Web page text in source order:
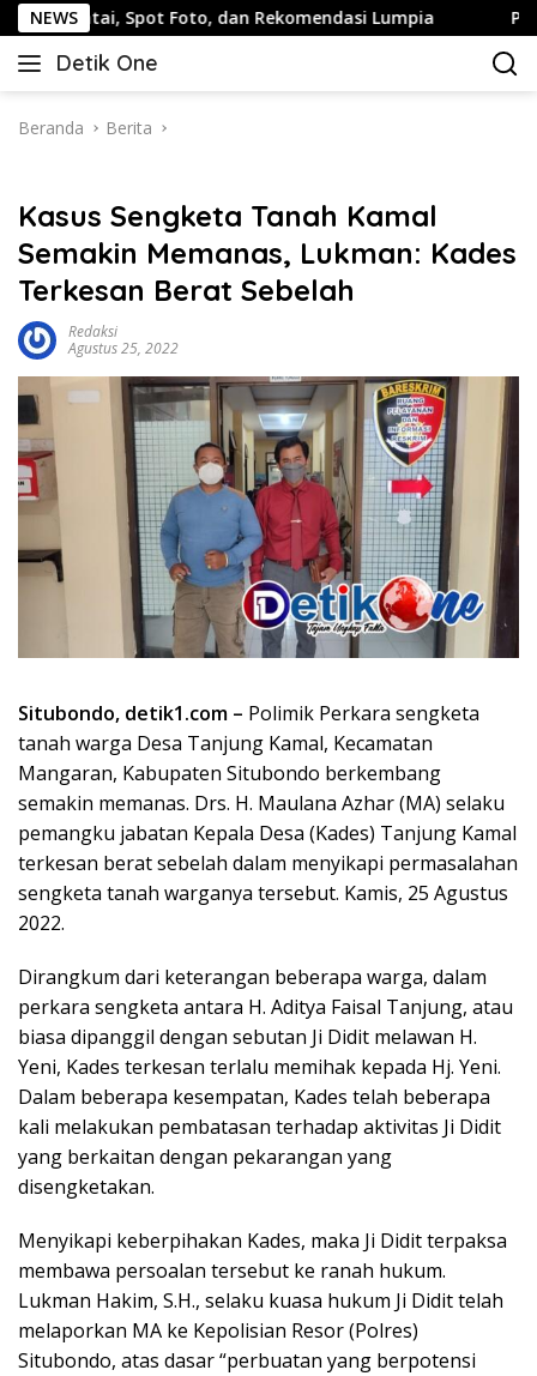
Langsung
ke
konten
NEWS
Foto, dan Rekomendasi Lumpia Panduan Wisata
Detik One
Tajam
Fakta
Beranda Berita
Kasus Sengketa Tanah Kamal
Semakin Memanas, Lukman: Kades
Terkesan Berat Sebelah
Redaksi
Agustus 25, 2022
Situbondo, detik1.com – Polimik Perkara sengketa
tanah warga Desa Tanjung Kamal, Kecamatan
Mangaran, Kabupaten Situbondo berkembang
semakin memanas. Drs. H. Maulana Azhar (MA) selaku
pemangku jabatan Kepala Desa (Kades) Tanjung Kamal
terkesan berat sebelah dalam menyikapi permasalahan
sengketa tanah warganya tersebut. Kamis, 25 Agustus
2022.
Dirangkum dari keterangan beberapa warga, dalam
perkara sengketa antara H. Aditya Faisal Tanjung, atau
biasa dipanggil dengan sebutan Ji Didit melawan H.
Yeni, Kades terkesan terlalu memihak kepada Hj. Yeni.
Dalam beberapa kesempatan, Kades telah beberapa
kali melakukan pembatasan terhadap aktivitas Ji Didit
yang berkaitan dengan pekarangan yang
disengketakan.
Menyikapi keberpihakan Kades, maka Ji Didit terpaksa
membawa persoalan tersebut ke ranah hukum.
Lukman Hakim, S.H., selaku kuasa hukum Ji Didit telah
melaporkan MA ke Kepolisian Resor (Polres)
Situbondo, atas dasar “perbuatan yang berpotensi